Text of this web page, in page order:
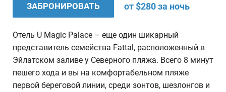
ЗАБРОНИРОВАТЬ от $280 за ночь
Отель U Magic Palace – еще один шикарный
представитель семейства Fattal, расположенный в
Эйлатском заливе у Северного пляжа. Всего 8 минут
пешего хода и вы на комфортабельном пляже
первой береговой линии, среди зонтов, шезлонгов и